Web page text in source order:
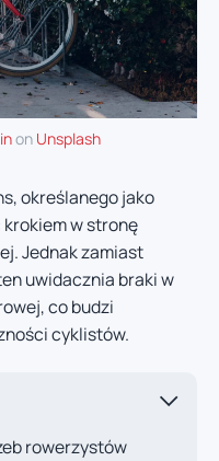
on Unsplash
określanego jako
krokiem w stronę
Jednak zamiast
uwidacznia braki w
co budzi
cyklistów.
rowerzystów